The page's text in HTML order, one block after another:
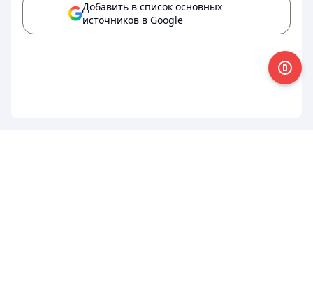
Добавить в список основных
источников в Google